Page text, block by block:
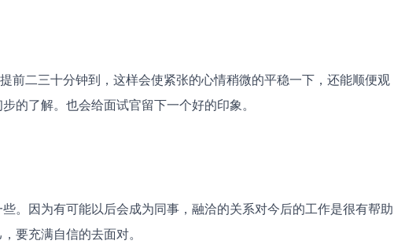
的了解。也会给面试官留下一个好的印象。
。因为有可能以后会成为同事，融洽的关系对今后的工作是很有帮助
要充满自信的去面对。